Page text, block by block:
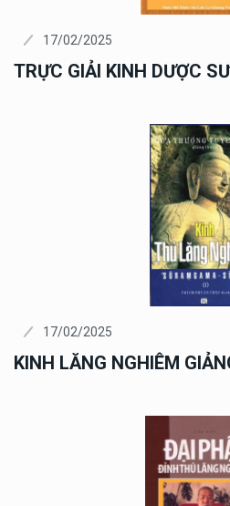
17/02/2025
TRỰC GIẢI KINH DƯỢC SƯ
17/02/2025
KINH LĂNG NGHIÊM